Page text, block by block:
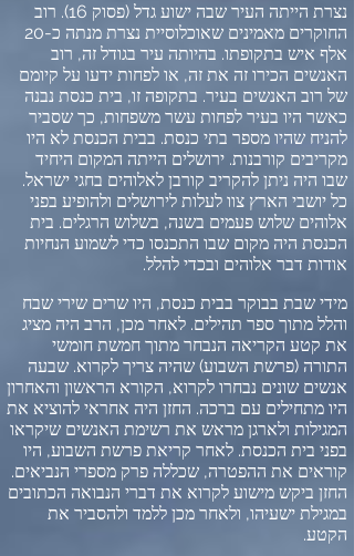
נצרת הייתה העיר שבה ישוע גדל (פסוק 16).
רוב
החוקרים מאמינים שאוכלוסיית נצרת מנתה כ-20
אלף איש בתקופתו. בהיותה עיר בגודל זה, רוב
האנשים הכירו זה את זה, או לפחות ידעו על קיומם
של רוב האנשים בעיר. בתקופה זו, בית כנסת נבנה
כאשר היו בעיר לפחות עשר משפחות, כך שסביר
להניח שהיו מספר בתי כנסת. בבית הכנסת לא היו
מקריבים קורבנות. ירושלים הייתה המקום היחיד
שבו היה ניתן להקריב קורבן לאלוהים בחגי ישראל.
כל יושבי הארץ צוו לעלות לירושלים ולהופיע בפני
אלוהים שלוש פעמים בשנה, בשלוש הרגלים. בית
הכנסת היה מקום שבו התכנסו כדי לשמוע הנחיות
אודות דבר אלוהים ובכדי להלל.
מידי שבת בבוקר בבית כנסת, היו שרים שירי שבח
והלל מתוך ספר תהילים. לאחר מכן, הרב היה מציג
את קטע הקריאה הנבחר מתוך חמשת חומשי
התורה (פרשת השבוע) שהיה צריך לקרוא. שבעה
אנשים שונים נבחרו לקרוא, הקורא הראשון והאחרון
היו מתחילים עם ברכה. החזן היה אחראי להוציא את
המגילות ולארגן מראש את רשימת האנשים שיקראו
בפני בית הכנסת. לאחר קריאת פרשת השבוע, היו
קוראים את ההפטרה, שכללה פרק מספרי הנביאים.
החזן ביקש מישוע לקרוא את דברי הנבואה הכתובים
במגילת ישעיהו, ולאחר מכן ללמד ולהסביר את
הקטע.